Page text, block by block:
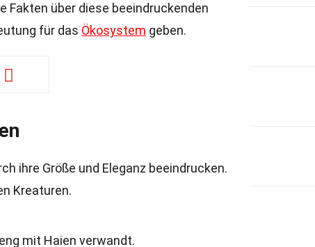
Fakten über diese beeindruckenden
für das Ökosystem geben.
ihre Größe und Eleganz beeindrucken.
Kreaturen.
mit Haien verwandt.